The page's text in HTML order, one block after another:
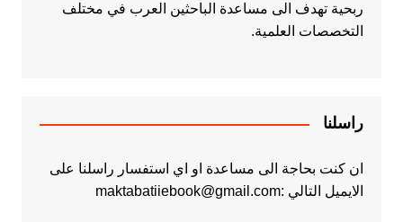
ربحية تهدف الى مساعدة الباحثين العرب في مختلف
التخصصات العلمية.
راسلنا
ان كنت بحاجة الى مساعدة او اي استفسار راسلنا على
الايميل التالي :maktabatiiebook@gmail.com